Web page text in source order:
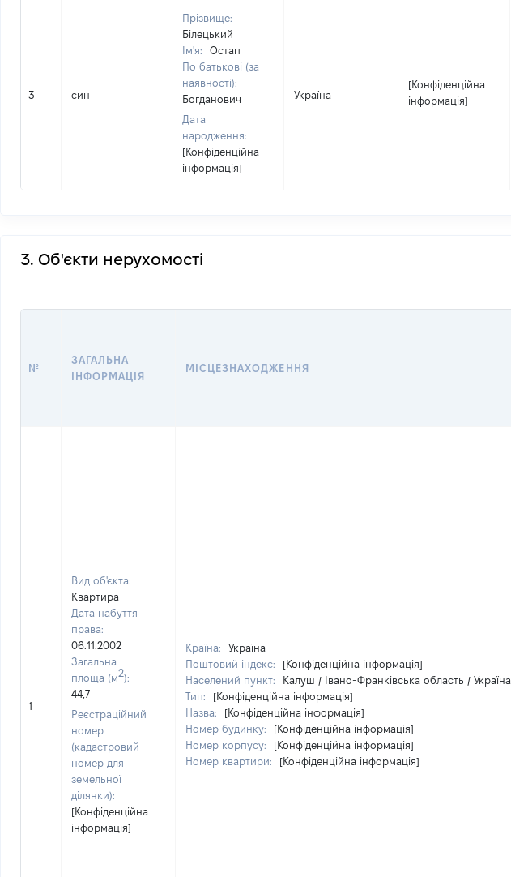
3 син
Прізвище:
Білецький
Ім'я:
Остап
По батькові (за
наявності):
Богданович
Дата
народження:
[Конфіденційна
інформація]
Україна
[Конфіденційна
інформація]
3. Об'єкти нерухомості
№
ЗАГАЛЬНА
ІНФОРМАЦІЯ
МІСЦЕЗНАХОДЖЕННЯ
1
Вид об'єкта:
Квартира
Дата набуття
права:
06.11.2002
Загальна
площа (м2):
44,7
Реєстраційний
номер
(кадастровий
номер для
земельної
ділянки):
[Конфіденційна
інформація]
Країна:
Україна
Поштовий індекс:
[Конфіденційна інформація]
Населений пункт:
Калуш / Івано-Франківська область / Україна
Тип:
[Конфіденційна інформація]
Назва:
[Конфіденційна інформація]
Номер будинку:
[Конфіденційна інформація]
Номер корпусу:
[Конфіденційна інформація]
Номер квартири:
[Конфіденційна інформація]